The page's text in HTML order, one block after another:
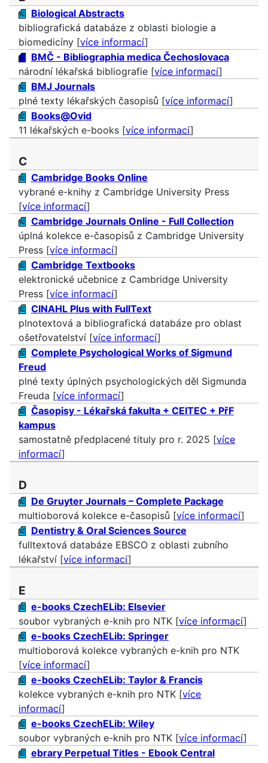
Biological Abstracts
bibliografická databáze z oblasti biologie a
biomedicíny [více informací]
BMČ - Bibliographia medica Čechoslovaca
národní lékařská bibliografie [více informací]
BMJ Journals
plné texty lékařských časopisů [více informací]
Books@Ovid
11 lékařských e-books [více informací]
C
Cambridge Books Online
vybrané e-knihy z Cambridge University Press
[více informací]
Cambridge Journals Online - Full Collection
úplná kolekce e-časopisů z Cambridge University
Press [více informací]
Cambridge Textbooks
elektronické učebnice z Cambridge University
Press [více informací]
CINAHL Plus with FullText
plnotextová a bibliografická databáze pro oblast
ošetřovatelství [více informací]
Complete Psychological Works of Sigmund
Freud
plné texty úplných psychologických děl Sigmunda
Freuda [více informací]
Časopisy - Lékařská fakulta + CEITEC + PřF
kampus
samostatně předplacené tituly pro r. 2025 [více
informací]
D
De Gruyter Journals – Complete Package
multioborová kolekce e-časopisů [více informací]
Dentistry & Oral Sciences Source
fulltextová databáze EBSCO z oblasti zubního
lékařství [více informací]
E
e-books CzechELib: Elsevier
soubor vybraných e-knih pro NTK [více informací]
e-books CzechELib: Springer
multioborová kolekce vybraných e-knih pro NTK
[více informací]
e-books CzechELib: Taylor & Francis
kolekce vybraných e-knih pro NTK [více
informací]
e-books CzechELib: Wiley
soubor vybraných e-knih pro NTK [více informací]
ebrary Perpetual Titles - Ebook Central